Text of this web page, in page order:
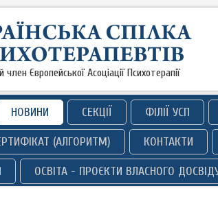
член Європейської Асоціації Психотерапії
НОВИНИ СЕКЦІЇ ФІЛІЇ УСП
(АЛГОРИТМ) КОНТАКТИ
ОСВІТА - ПРОЄКТИ ВЛАСНОГО